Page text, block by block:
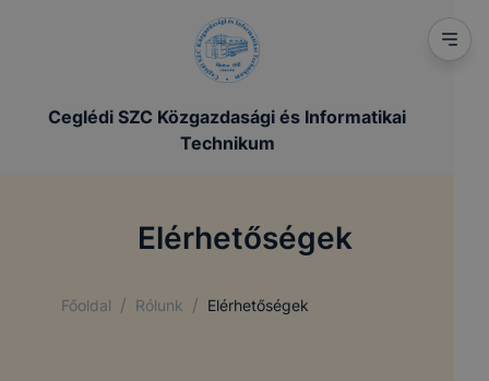
Ceglédi SZC Közgazdasági és Informatikai
Technikum
Elérhetőségek
Főoldal / Rólunk / Elérhetőségek